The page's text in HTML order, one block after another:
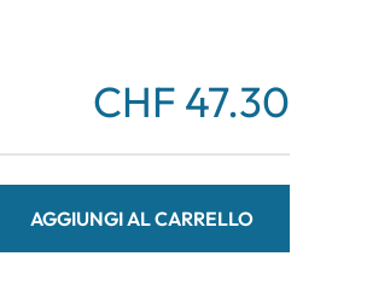
CHF 47.30
AGGIUNGI AL CARRELLO